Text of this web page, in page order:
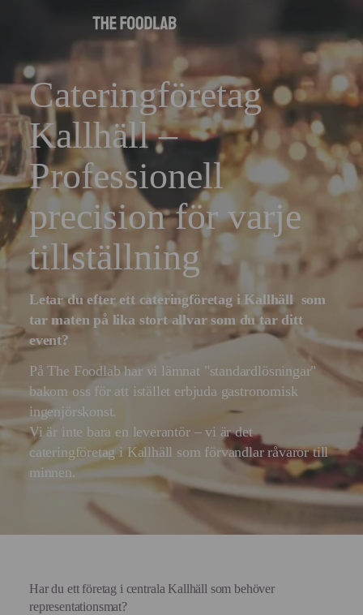
Cateringföretag
Kallhäll –
Professionell
precision för varje
tillställning
Letar du efter ett cateringföretag iKallhäll som
tar maten på lika stort allvar som du tar ditt
event?
På The Foodlab har vi lämnat "standardlösningar"
bakom oss för att istället erbjuda gastronomisk
ingenjörskonst.
Vi är inte bara en leverantör – vi är det
cateringföretag i Kallhäll som förvandlar råvaror till
minnen.
Har du ett företag i centrala Kallhäll som behöver
representationsmat?